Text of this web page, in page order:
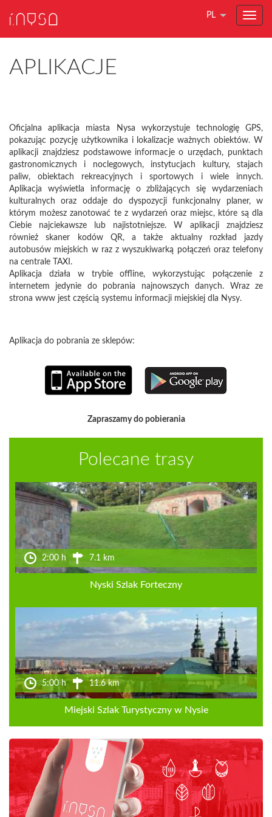
PL
APLIKACJE
Oficjalna aplikacja miasta Nysa wykorzystuje technologię GPS,
pokazując pozycję użytkownika i lokalizacje ważnych obiektów. W
aplikacji znajdziesz podstawowe informacje o urzędach, punktach
gastronomicznych i noclegowych, instytucjach kultury, stajach
paliw, obiektach rekreacyjnych i sportowych i wiele innych.
Aplikacja wyświetla informację o zbliżających się wydarzeniach
kulturalnych oraz oddaje do dyspozycji funkcjonalny planer, w
którym możesz zanotować te z wydarzeń oraz miejsc, które są dla
Ciebie najciekawsze lub najistotniejsze. W aplikacji znajdziesz
również skaner kodów QR, a także aktualny rozkład jazdy
autobusów miejskich w raz z wyszukiwarką połączeń oraz telefony
na centrale TAXI.
Aplikacja działa w trybie offline, wykorzystując połączenie z
internetem jedynie do pobrania najnowszych danych. Wraz ze
strona www jest częścią systemu informacji miejskiej dla Nysy.
Aplikacja do pobrania ze sklepów:
Zapraszamy do pobierania
Polecane trasy
2:00 h 7.1 km
Nyski Szlak Forteczny
5:00 h 11.6 km
Miejski Szlak Turystyczny w Nysie